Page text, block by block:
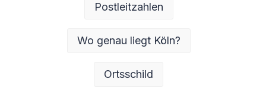
Postleitzahlen
Wo genau liegt Köln?
Ortsschild